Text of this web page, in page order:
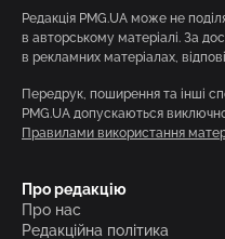
Редакція PMG.UA може не
в авторському матеріалі. За
в рекламних матеріалах,
Передрук, поширення та інші
PMG.UA допускаються
Правилами використання
Про редакцію
Про нас
Редакційна політика